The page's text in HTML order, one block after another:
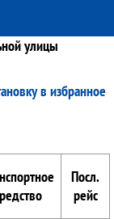
улицы
в избранное
Посл.
рейс